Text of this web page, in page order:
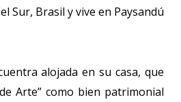
Sur, Brasil y vive en Paysandú
alojada en su casa, que
Arte” como bien patrimonial